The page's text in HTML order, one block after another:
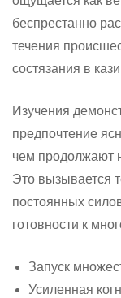
беспрестанно
течения
состязания в
Изучения
предпочтение
чем продолжают
Это вызывается
постоянных
готовности к
Запуск
Усиленная